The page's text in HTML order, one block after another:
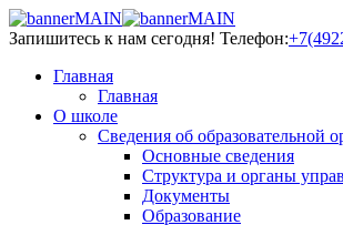
Запишитесь к нам сегодня! Телефон:
Главная
Главная
О школе
Сведения об образовательной
Основные сведения
Структура и органы
Документы
Образование